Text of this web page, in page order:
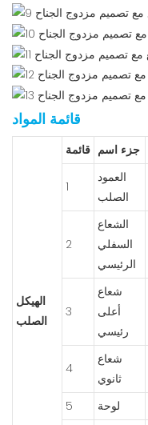
قائمة المواد
الهيكل
الصلب
قائمة جزء اسم
1
العمود
الصلب
2
الشعاع
السفلي
الرئيسي
3
شعاع
أعلى
رئيسي
4
شعاع
ثانوي
5 لوحة